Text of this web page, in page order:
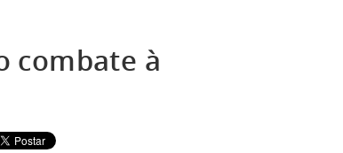
combate à